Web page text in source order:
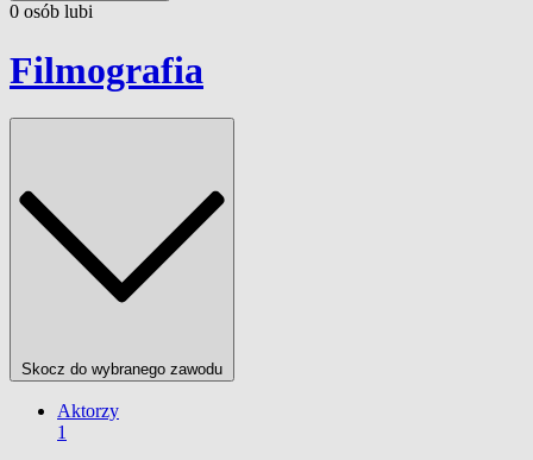
0 osób lubi
Filmografia
Skocz do wybranego zawodu
Aktorzy
1